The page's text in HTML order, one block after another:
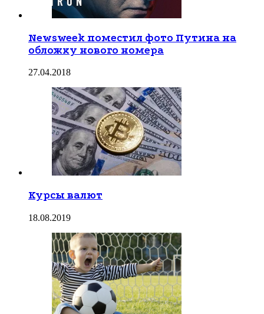
Newsweek поместил фото Путина на
обложку нового номера
27.04.2018
Курсы валют
18.08.2019